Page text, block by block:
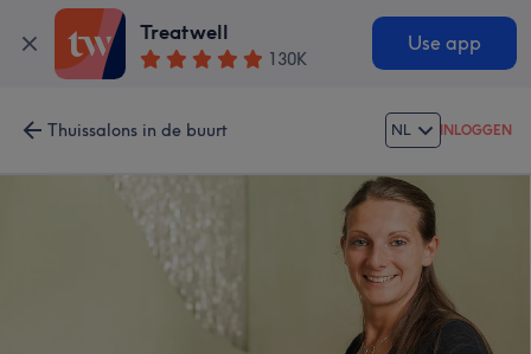
Treatwell
130K
Use app
Thuissalons in de buurt NL INLOGGEN